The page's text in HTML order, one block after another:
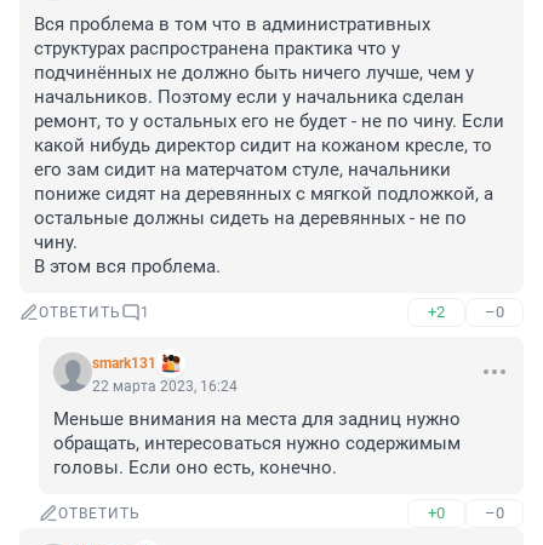
Вся проблема в том что в административных
структурах распространена практика что у
подчинённых не должно быть ничего лучше, чем у
начальников. Поэтому если у начальника сделан
ремонт, то у остальных его не будет - не по чину. Если
какой нибудь директор сидит на кожаном кресле, то
его зам сидит на матерчатом стуле, начальники
пониже сидят на деревянных с мягкой подложкой, а
остальные должны сидеть на деревянных - не по
чину.
В этом вся проблема.
ОТВЕТИТЬ 1 +2 –0
smark131
22 марта 2023, 16:24
Меньше внимания на места для задниц нужно
обращать, интересоваться нужно содержимым
головы. Если оно есть, конечно.
ОТВЕТИТЬ +0 –0